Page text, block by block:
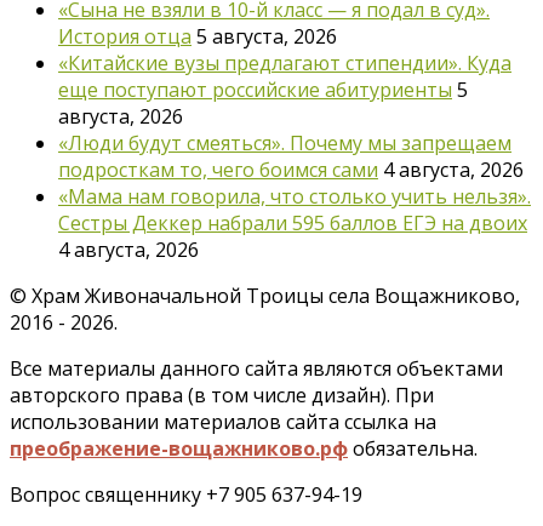
«Сына не взяли в 10-й класс — я подал в суд».
История отца 5 августа, 2026
«Китайские вузы предлагают стипендии». Куда
еще поступают российские абитуриенты 5
августа, 2026
«Люди будут смеяться». Почему мы запрещаем
подросткам то, чего боимся сами 4 августа, 2026
«Мама нам говорила, что столько учить нельзя».
Сестры Деккер набрали 595 баллов ЕГЭ на двоих
4 августа, 2026
© Храм Живоначальной Троицы села Вощажниково,
2016 - 2026.
Все материалы данного сайта являются объектами
авторского права (в том числе дизайн). При
использовании материалов сайта ссылка на
преображение-вощажниково.рфобязательна.
Вопрос священнику +7 905 637-94-19